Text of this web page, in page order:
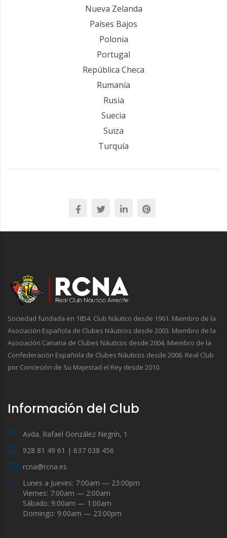
Nueva Zelanda
Países Bajos
Polonia
Portugal
República Checa
Rumanía
Rusia
Suecia
Suiza
Turquía
Sociedad fundada en 1854. Club Náutico desde 1961. Miembro de la
Asociación Española de Clubes Náuticos desde 2003. Miembro de la
Asociación Canaria de Clubes Náuticos desde 2004. Miembro de la
Confederación Española de Clubes Náuticos desde 2006. Real Club
por Concesión de Su Majestad el Rey desde 2010.
Información del Club
Avda. Rafael González Negrín, 1
928 81 49 61 | 637 038 456
rcna@rcna.es
Lunes a Jueves: 7:00am — 23:00pm
Viernes: 7:00am — 2:00am
Sábado: 9:00am — 1:00am
Domingo: 9:00am — 23:00pm